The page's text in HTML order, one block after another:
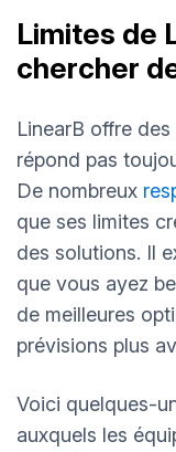
Limites de
chercher
LinearB offre
répond pas
De nombreux
que ses limites
des solutions. Il
que vous ayez
de meilleures
prévisions plus
Voici quelques-
auxquels les